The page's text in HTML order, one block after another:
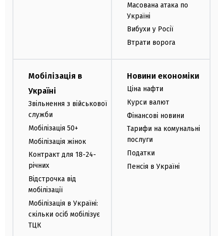
Масована атака по
Україні
Вибухи у Росії
Втрати ворога
Мобілізація в
Україні
Звільнення з військової
служби
Мобілізація 50+
Мобілізація жінок
Контракт для 18-24-
річних
Відстрочка від
мобілізації
Мобілізація в Україні:
скільки осіб мобілізує
ТЦК
Новини економіки
Ціна нафти
Курси валют
Фінансові новини
Тарифи на комунальні
послуги
Податки
Пенсія в Україні